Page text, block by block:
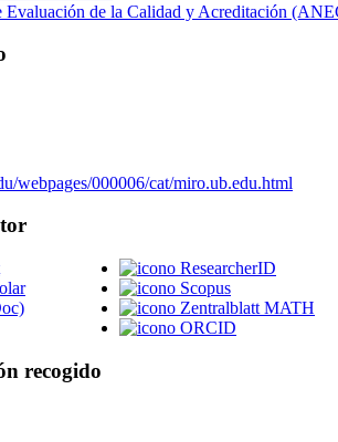
Evaluación de la Calidad y Acreditación
webpages/000006/cat/miro.ub.edu.html
ResearcherID
Scopus
Zentralblatt MATH
ORCID
recogido